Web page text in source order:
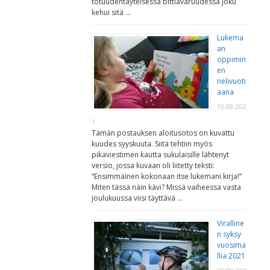
kehui sitä …
Lukema
an
oppimin
en
nelivuoti
aana
16.09.202
1
Tämän postauksen aloitusotos on kuvattu
kuudes syyskuuta. Siitä tehtiin myös
pikaviestimen kautta sukulaisille lähtenyt
versio, jossa kuvaan oli liitetty teksti:
“Ensimmäinen kokonaan itse lukemani kirja!”
Miten tässä näin kävi? Missä vaiheessa vasta
joulukuussa viisi täyttävä …
Viralline
n syksy
vuosima
llia 2021